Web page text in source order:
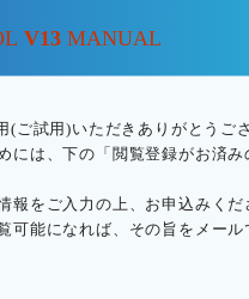
V13 MANUAL
ご試用)いただきありがとうござ
には、下の「閲覧登録がお済み
報をご入力の上、お申込みくだ
可能になれば、その旨をメール